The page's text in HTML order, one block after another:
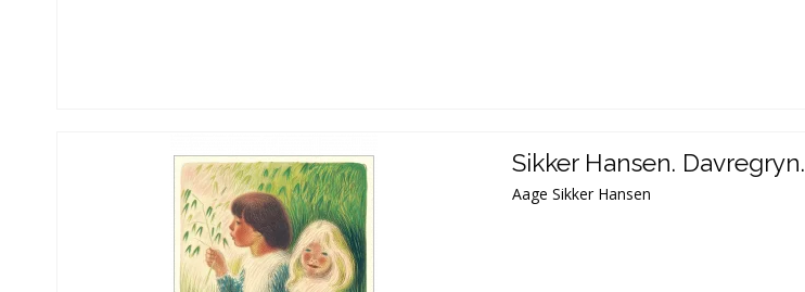
Sikker Hansen. Davregryn.
Aage Sikker Hansen